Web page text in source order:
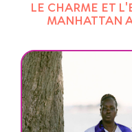
LE CHARME ET
MANHATTAN